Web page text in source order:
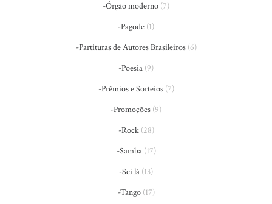
-Órgão moderno (7)
-Pagode (1)
-Partituras de Autores Brasileiros(6)
-Poesia (9)
-Prêmios e Sorteios(7)
-Promoções (9)
-Rock(28)
-Samba(17)
-Sei lá (13)
-Tango(17)